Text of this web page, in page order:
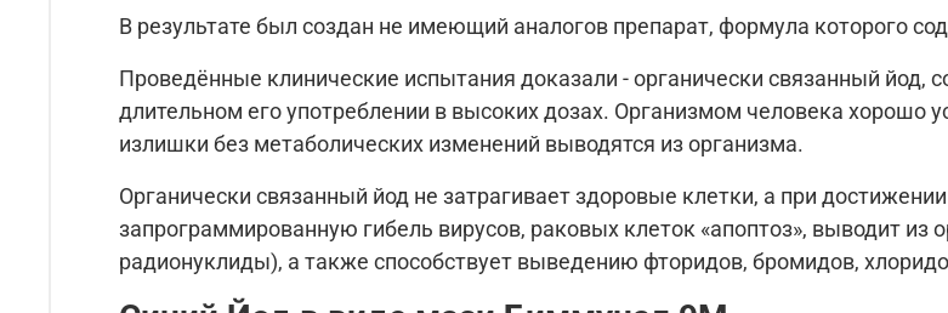
В результате был создан не имеющий аналогов препарат, формула которого
Проведённые клинические испытания доказали - органически связанный йод,
длительном его употреблении в высоких дозах. Организмом человека хорошо
излишки без метаболических изменений выводятся из организма.
Органически связанный йод не затрагивает здоровые клетки, а при
запрограммированную гибель вирусов, раковых клеток «апоптоз», выводит
радионуклиды), а также способствует выведению фторидов, бромидов,